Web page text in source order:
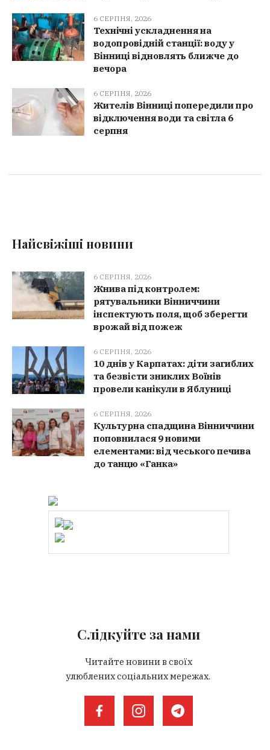
6 СЕРПНЯ, 2026
Технічні ускладнення на
водопровідній станції: воду у
Вінниці відновлять ближче до
вечора
6 СЕРПНЯ, 2026
Жителів Вінниці попередили про
відключення води та світла 6
серпня
Найсвіжіші новини
6 СЕРПНЯ, 2026
Жнива під контролем:
рятувальники Вінниччини
інспектують поля, щоб зберегти
врожай від пожеж
6 СЕРПНЯ, 2026
10 днів у Карпатах: діти загиблих
та безвісти зниклих Воїнів
провели канікули в Яблуниці
6 СЕРПНЯ, 2026
Культурна спадщина Вінниччини
поповнилася 9 новими
елементами: від чеського печива
до танцю «Ганка»
Слідкуйте за нами
Читайте новини в своїх
улюблених соціальних мережах.